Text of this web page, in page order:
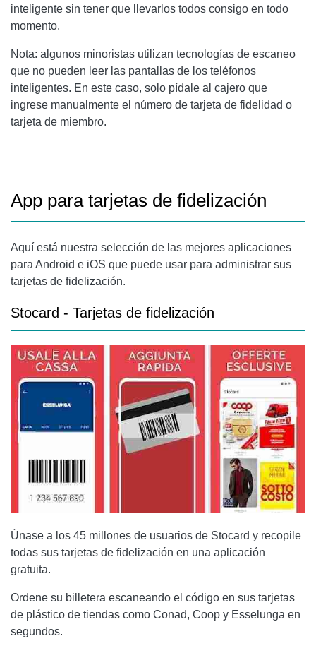
inteligente sin tener que llevarlos todos consigo en todo
momento.
Nota: algunos minoristas utilizan tecnologías de escaneo
que no pueden leer las pantallas de los teléfonos
inteligentes. En este caso, solo pídale al cajero que
ingrese manualmente el número de tarjeta de fidelidad o
tarjeta de miembro.
App para tarjetas de fidelización
Aquí está nuestra selección de las mejores aplicaciones
para Android e iOS que puede usar para administrar sus
tarjetas de fidelización.
Stocard - Tarjetas de fidelización
Únase a los 45 millones de usuarios de Stocard y recopile
todas sus tarjetas de fidelización en una aplicación
gratuita.
Ordene su billetera escaneando el código en sus tarjetas
de plástico de tiendas como Conad, Coop y Esselunga en
segundos.